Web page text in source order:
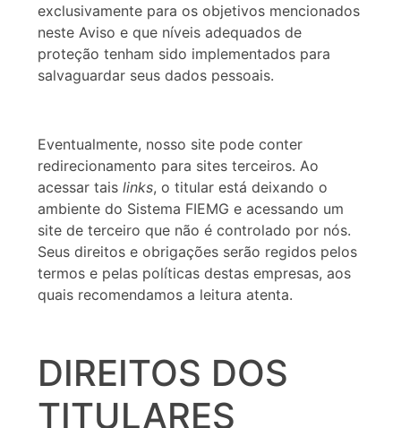
exclusivamente para os objetivos mencionados
neste Aviso e que níveis adequados de
proteção tenham sido implementados para
salvaguardar seus dados pessoais.
Eventualmente, nosso site pode conter
redirecionamento para sites terceiros. Ao
acessar taislinks, o titular está deixando o
ambiente do Sistema FIEMG e acessando um
site de terceiro que não é controlado por nós.
Seus direitos e obrigações serão regidos pelos
termos e pelas políticas destas empresas, aos
quais recomendamos a leitura atenta.
DIREITOS DOS
TITULARES